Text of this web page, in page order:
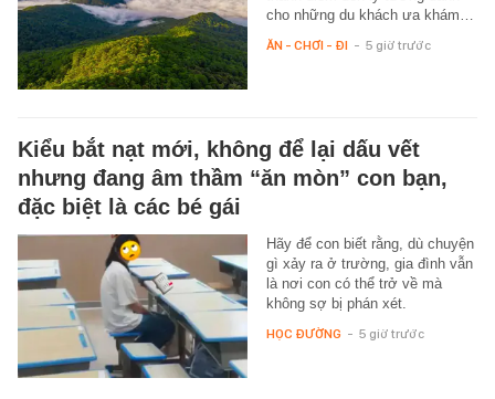
cho những du khách ưa khám…
ĂN - CHƠI - ĐI - 5 giờ trước
Kiểu bắt nạt mới, không để lại dấu vết
nhưng đang âm thầm “ăn mòn” con bạn,
đặc biệt là các bé gái
Hãy để con biết rằng, dù chuyện
gì xảy ra ở trường, gia đình vẫn
là nơi con có thể trở về mà
không sợ bị phán xét.
HỌC ĐƯỜNG - 5 giờ trước